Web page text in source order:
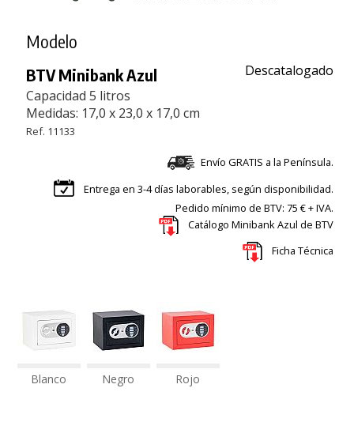
Modelo
BTV Minibank Azul
Capacidad 5 litros
Medidas: 17,0 x 23,0 x 17,0 cm
Ref. 11133
Descatalogado
Envío GRATIS a la Península.
Entrega en 3-4 días laborables, según disponibilidad.
Pedido mínimo de BTV: 75 € + IVA.
Catálogo Minibank Azul de BTV
Ficha Técnica
Blanco Negro Rojo